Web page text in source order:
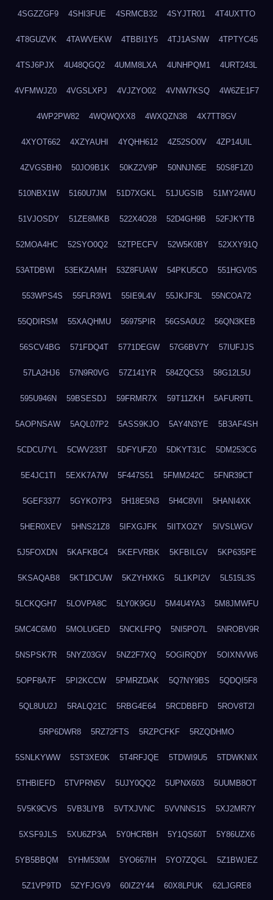
4SGZZGF9 4SHI3FUE 4SRMCB32 4SYJTR01 4T4UXTTO
4T8GUZVK 4TAWVEKW 4TBBI1Y5 4TJ1ASNW 4TPTYC45
4TSJ6PJX 4U48QGQ2 4UMM8LXA 4UNHPQM1 4URT243L
4VFMWJZ0 4VGSLXPJ 4VJZYO02 4VNW7KSQ 4W6ZE1F7
4WP2PW82 4WQWQXX8 4WXQZN38 4X7TT8GV
4XYOT662 4XZYAUHI 4YQHH612 4Z52SO0V 4ZP14UIL
4ZVGSBH0 50JO9B1K 50KZ2V9P 50NNJN5E 50S8F1Z0
510NBX1W 5160U7JM 51D7XGKL 51JUGSIB 51MY24WU
51VJOSDY 51ZE8MKB 522X4O28 52D4GH9B 52FJKYTB
52MOA4HC 52SYO0Q2 52TPECFV 52W5K0BY 52XXY91Q
53ATDBWI 53EKZAMH 53Z8FUAW 54PKU5CO 551HGV0S
553WPS4S 55FLR3W1 55IE9L4V 55JKJF3L 55NCOA72
55QDIRSM 55XAQHMU 56975PIR 56GSA0U2 56QN3KEB
56SCV4BG 571FDQ4T 5771DEGW 57G6BV7Y 57IUFJJS
57LA2HJ6 57N9R0VG 57Z141YR 584ZQC53 58G12L5U
595U946N 59BSESDJ 59FRMR7X 59T11ZKH 5AFUR9TL
5AOPNSAW 5AQL07P2 5ASS9KJO 5AY4N3YE 5B3AF4SH
5CDCU7YL 5CWV233T 5DFYUFZ0 5DKYT31C 5DM253CG
5E4JC1TI 5EXK7A7W 5F447S51 5FMM242C 5FNR39CT
5GEF3377 5GYKO7P3 5H18E5N3 5H4C8VII 5HANI4XK
5HER0XEV 5HNS21Z8 5IFXGJFK 5IITXOZY 5IVSLWGV
5J5FOXDN 5KAFKBC4 5KEFVRBK 5KFBILGV 5KP635PE
5KSAQAB8 5KT1DCUW 5KZYHXKG 5L1KPI2V 5L515L3S
5LCKQGH7 5LOVPA8C 5LY0K9GU 5M4U4YA3 5M8JMWFU
5MC4C6M0 5MOLUGED 5NCKLFPQ 5NI5PO7L 5NROBV9R
5NSPSK7R 5NYZ03GV 5NZ2F7XQ 5OGIRQDY 5OIXNVW6
5OPF8A7F 5PI2KCCW 5PMRZDAK 5Q7NY9BS 5QDQI5F8
5QL8UU2J 5RALQ21C 5RBG4E64 5RCDBBFD 5ROV8T2I
5RP6DWR8 5RZ72FTS 5RZPCFKF 5RZQDHMO
5SNLKYWW 5ST3XE0K 5T4RFJQE 5TDWI9U5 5TDWKNIX
5THBIEFD 5TVPRN5V 5UJY0QQ2 5UPNX603 5UUMB8OT
5V5K9CVS 5VB3LIYB 5VTXJVNC 5VVNNS1S 5XJ2MR7Y
5XSF9JLS 5XU6ZP3A 5Y0HCRBH 5Y1QS60T 5Y86UZX6
5YB5BBQM 5YHM530M 5YO667IH 5YO7ZQGL 5Z1BWJEZ
5Z1VP9TD 5ZYFJGV9 60IZ2Y44 60X8LPUK 62LJGRE8